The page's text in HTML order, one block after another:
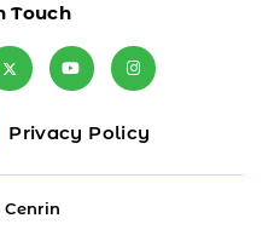
Touch
Privacy Policy
Cenrin